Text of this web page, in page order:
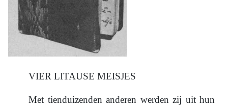
VIER LITAUSE MEISJES
Met tienduizenden anderen werden zij uit hun